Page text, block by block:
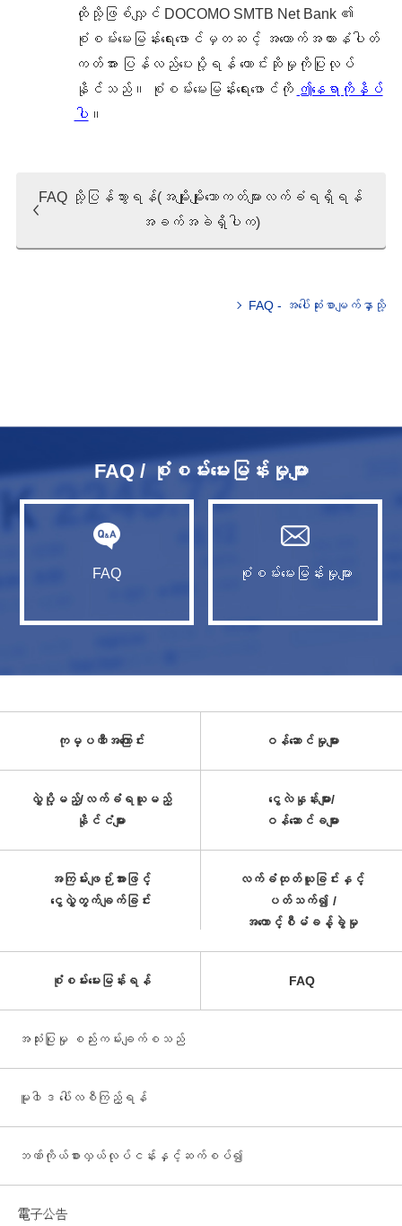
ထိုသို့ဖြစ်လျှင် DOCOMO SMTB Net Bank ၏
စုံစမ်းမေးမြန်းရေးဖောင်မှတဆင့် အ‌ထောက်အထားနံပါတ်
ကတ်အား ပြန်လည်ပေးပို့ရန် တောင်းဆိုမှုကိုပြုလုပ်
နိုင်သည်။ စုံစမ်းမေးမြန်းရေးဖောင်ကို ဤနေရာကိုနှိပ်
ပါ ။
FAQ သို့ပြန်သွားရန်(အမျိုးမျိုးသောကတ်များလက်ခံရရှိရန်
အခက်အခဲရှိပါက)
FAQ - အပေါ်ဆုံးစာမျက်နှာသို့
FAQ / စုံစမ်းမေးမြန်းမှုများ
FAQ စုံစမ်းမေးမြန်းမှုများ
ကုမ္ပဏီအကြောင်း ဝန်ဆောင်မှုများ
လွှဲပို့မည့်/လက်ခံရယူမည့်
နိုင်ငံများ
ငွေလဲနှုန်းများ/
ဝန်ဆောင်ခများ
အကြမ်းဖျဉ်းအားဖြင့်
ငွေလွှဲတွက်ချက်ခြင်း
လက်ခံထုတ်ယူခြင်းနှင့်
ပတ်သက်၍ /
အကောင့်စီမံခန့်ခွဲမှု
စုံစမ်းမေးမြန်းရန် FAQ
အသုံးပြုမှု စည်းကမ်းချက်စသည်
မူ၀ါဒ ပေါ်လစီကြည့်ရန်
ဘဏ်ကိုယ်စားလှယ်လုပ်ငန်းနှင့်ဆက်စပ်၍
電子公告